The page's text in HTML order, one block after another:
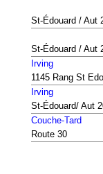
St-Édouard / Aut
St-Édouard / Aut
Irving
1145 Rang St
Irving
St-Édouard/ Aut
Couche-Tard
Route 30